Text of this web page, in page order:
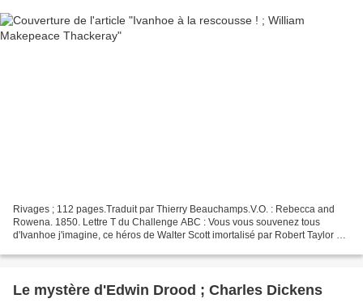
Rivages ; 112 pages.Traduit par Thierry Beauchamps.V.O. : Rebecca and
Rowena. 1850. Lettre T du Challenge ABC : Vous vous souvenez tous
d'Ivanhoe j'imagine, ce héros de Walter Scott imortalisé par Robert Taylor en
Le mystère d'Edwin Drood ; Charles Dickens